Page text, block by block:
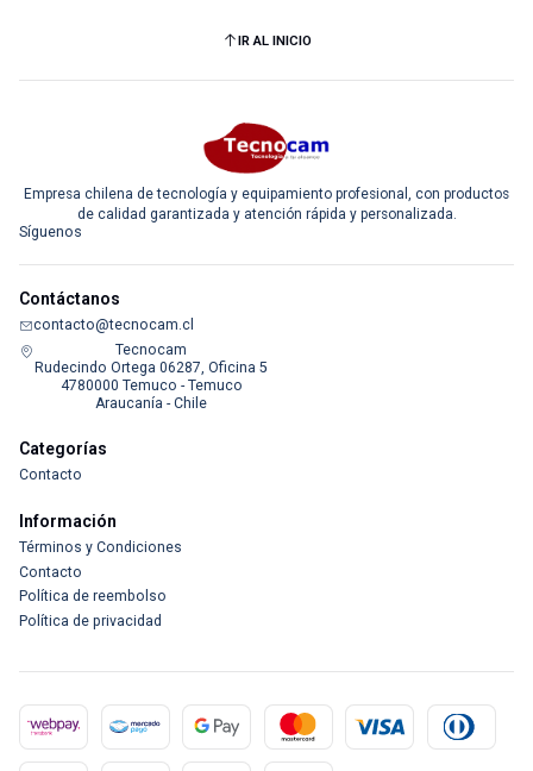
IR AL INICIO
Empresa chilena de tecnología y equipamiento profesional, con productos
de calidad garantizada y atención rápida y personalizada.
Síguenos
Contáctanos
contacto@tecnocam.cl
Tecnocam
Rudecindo Ortega 06287, Oficina 5
4780000 Temuco - Temuco
Araucanía - Chile
Categorías
Contacto
Información
Términos y Condiciones
Contacto
Política de reembolso
Política de privacidad